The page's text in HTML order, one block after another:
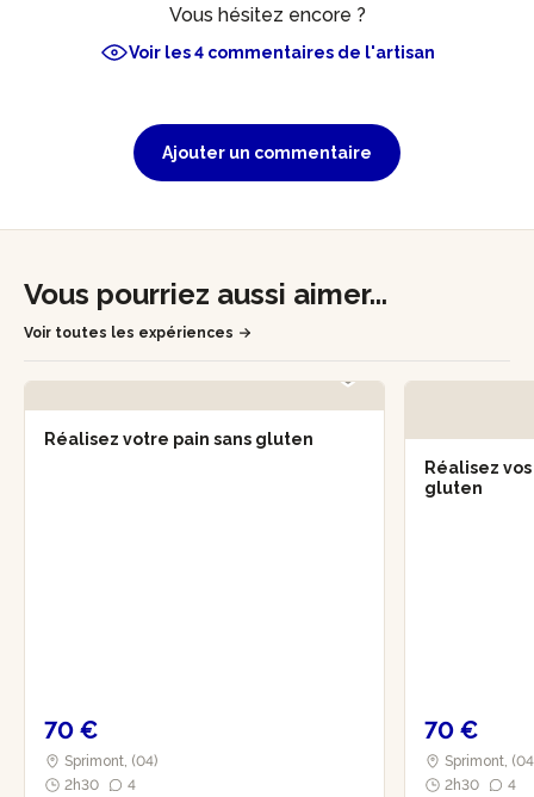
Vous hésitez encore ?
Voir les 4 commentaires de l'artisan
Ajouter un commentaire
Vous pourriez aussi aimer...
Voir toutes les expériences
Réalisez votre pain sans gluten
70 €
Sprimont, (04)
2h30
4
Réalisez
gluten
70 €
Sprimont,
2h30
4